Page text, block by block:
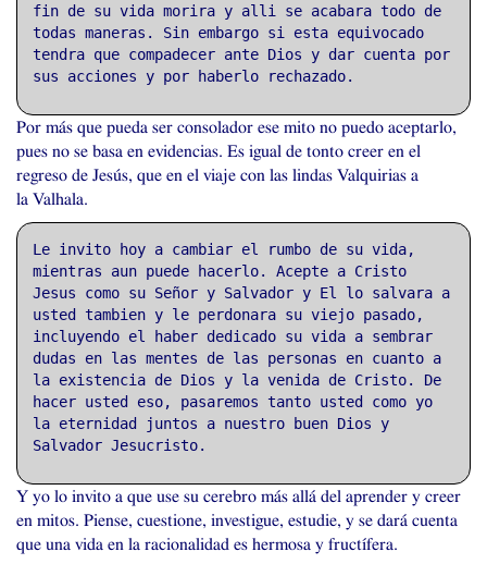
fin de su vida morira y alli se acabara todo de
todas maneras. Sin embargo si esta equivocado
tendra que compadecer ante Dios y dar cuenta por
sus acciones y por haberlo rechazado.
Por más que pueda ser consolador ese mito no puedo aceptarlo,
pues no se basa en evidencias. Es igual de tonto creer en el
regreso de Jesús, que en el viaje con las lindas Valquirias a
la Valhala.
Le invito hoy a cambiar el rumbo de su vida,
mientras aun puede hacerlo. Acepte a Cristo
Jesus como su Señor y Salvador y El lo salvara a
usted tambien y le perdonara su viejo pasado,
incluyendo el haber dedicado su vida a sembrar
dudas en las mentes de las personas en cuanto a
la existencia de Dios y la venida de Cristo. De
hacer usted eso, pasaremos tanto usted como yo
la eternidad juntos a nuestro buen Dios y
Salvador Jesucristo.
Y yo lo invito a que use su cerebro más allá del aprender y creer
en mitos. Piense, cuestione, investigue, estudie, y se dará cuenta
que una vida en la racionalidad es hermosa y fructífera.